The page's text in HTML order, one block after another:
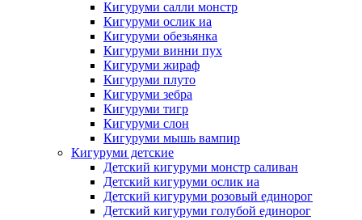
Кигуруми салли монстр
Кигуруми ослик иа
Кигуруми обезьянка
Кигуруми винни пух
Кигуруми жираф
Кигуруми плуто
Кигуруми зебра
Кигуруми тигр
Кигуруми слон
Кигуруми мышь вампир
Кигуруми детские
Детский кигуруми монстр саливан
Детский кигуруми ослик иа
Детский кигуруми розовый единорог
Детский кигуруми голубой единорог